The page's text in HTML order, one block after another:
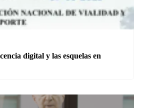
digital y las esquelas en